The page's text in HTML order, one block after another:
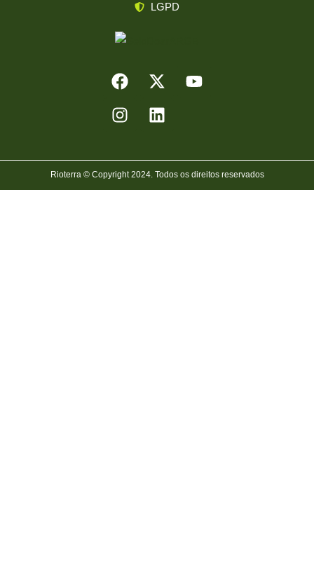
LGPD
Rioterra © Copyright 2024. Todos os direitos reservados